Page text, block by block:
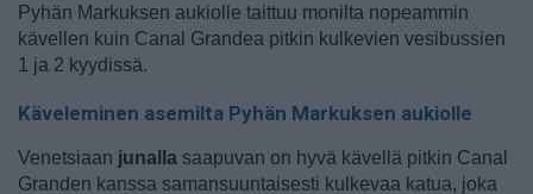
Pyhän Markuksen aukiolle taittuu monilta nopeammin
kävellen kuin Canal Grandea pitkin kulkevien vesibussien
1 ja 2 kyydissä.
Käveleminen asemilta Pyhän Markuksen aukiolle
Venetsiaan junalla saapuvan on hyvä kävellä pitkin Canal
Granden kanssa samansuuntaisesti kulkevaa katua, joka